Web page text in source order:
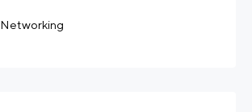
Networking